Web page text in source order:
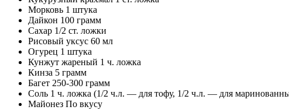
Морковь 1 штука
Дайкон 100 грамм
Сахар 1/2 ст. ложки
Рисовый уксус 60 мл
Огурец 1 штука
Кунжут жареный 1 ч. ложка
Кинза 5 грамм
Багет 250-300 грамм
Соль 1 ч. ложка (1/2 ч.л. — для тофу, 1/2 ч.л. — для
Майонез По вкусу